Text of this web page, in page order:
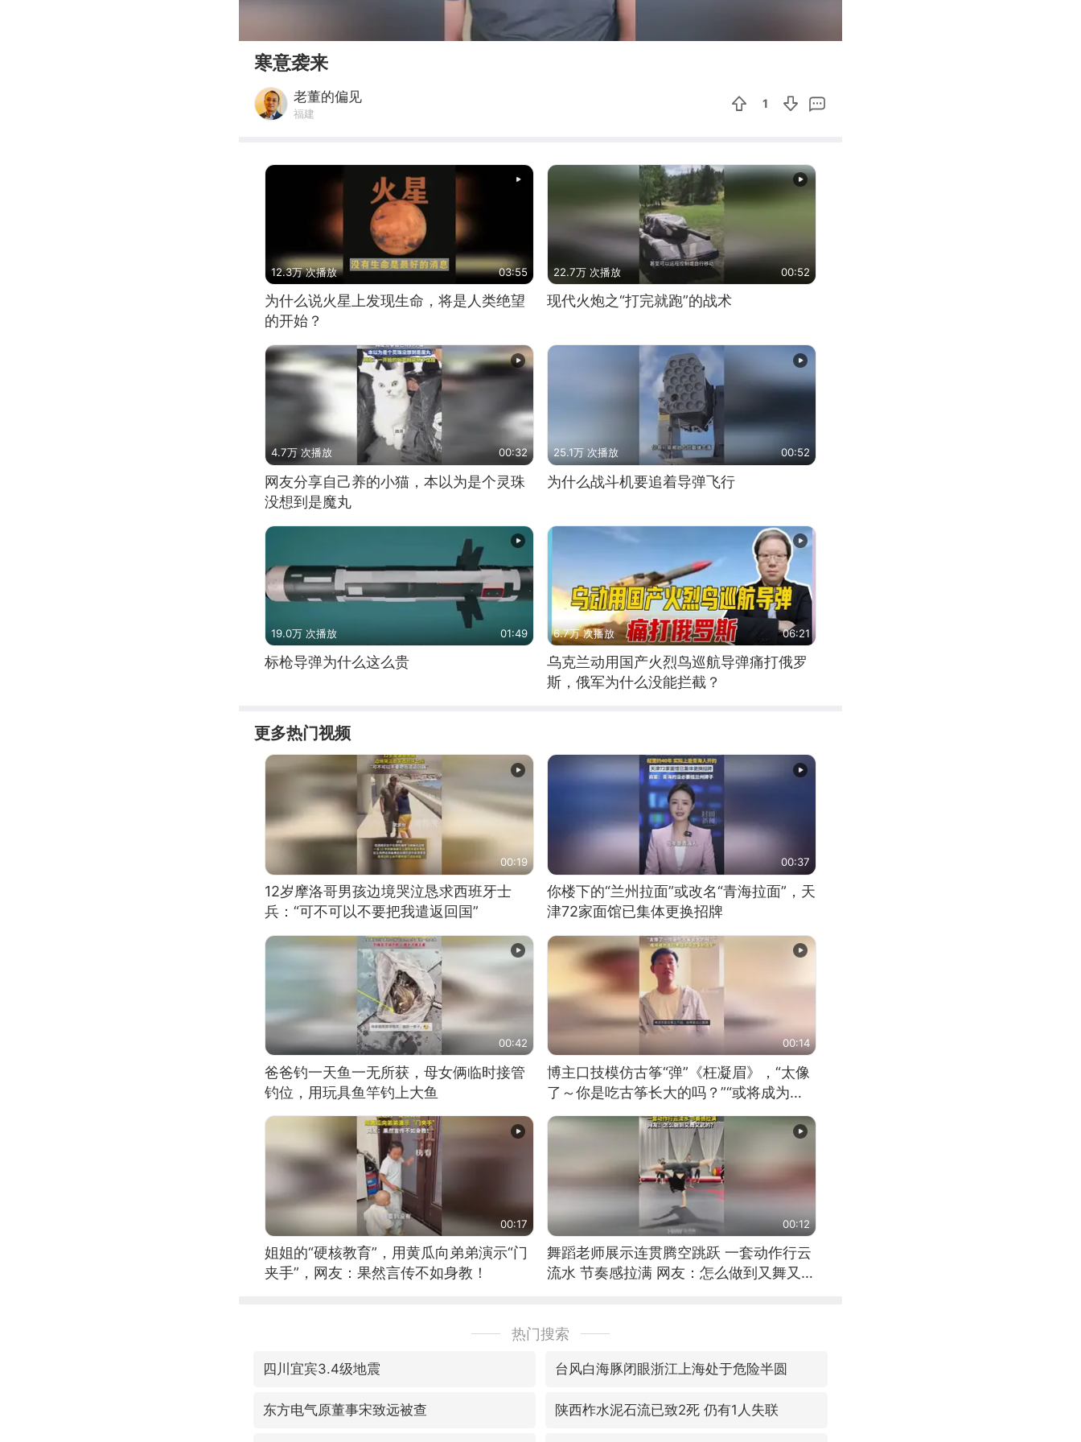
寒意袭来
老董的偏见
福建
1
12.3万 次播放 03:55
为什么说火星上发现生命，将是人类绝望
的开始？
22.7万 次播放 00:52
现代火炮之“打完就跑”的战术
4.7万 次播放 00:32
网友分享自己养的小猫，本以为是个灵珠
没想到是魔丸
25.1万 次播放 00:52
为什么战斗机要追着导弹飞行
19.0万 次播放 01:49
标枪导弹为什么这么贵
6.7万 次播放 06:21
乌克兰动用国产火烈鸟巡航导弹痛打俄罗
斯，俄军为什么没能拦截？
更多热门视频
00:19
12岁摩洛哥男孩边境哭泣恳求西班牙士
兵：“可不可以不要把我遣返回国”
00:37
你楼下的“兰州拉面”或改名“青海拉面”，天
津72家面馆已集体更换招牌
00:42
爸爸钓一天鱼一无所获，母女俩临时接管
钓位，用玩具鱼竿钓上大鱼
00:14
博主口技模仿古筝“弹”《枉凝眉》，“太像
了～你是吃古筝长大的吗？”“或将成为首
位考级不带古筝的选手。”（来源：新华每
00:17
姐姐的“硬核教育”，用黄瓜向弟弟演示“门
夹手”，网友：果然言传不如身教！
00:12
舞蹈老师展示连贯腾空跳跃 一套动作行云
流水 节奏感拉满 网友：怎么做到又舞又武
热门搜索
四川宜宾3.4级地震 台风白海豚闭眼浙江上海处于危险半圆
东方电气原董事宋致远被查 陕西柞水泥石流已致2死 仍有1人失联